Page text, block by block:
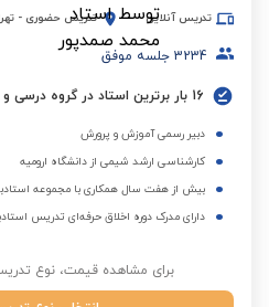
تدریس آنلاین تدریس حضوری -
3234 جلسه موفق
16 بار برترین استاد در گروه درسی و فصول مختلف
دبیر رسمی آموزش و پرورش
کارشناسی ارشد شیمی از دانشگاه ارومیه
بیش از هفت سال همکاری با مجموعه
دارای مدرک دوره اخلاق حرفه‌ای تدریس
برای مشاهده قیمت، نوع